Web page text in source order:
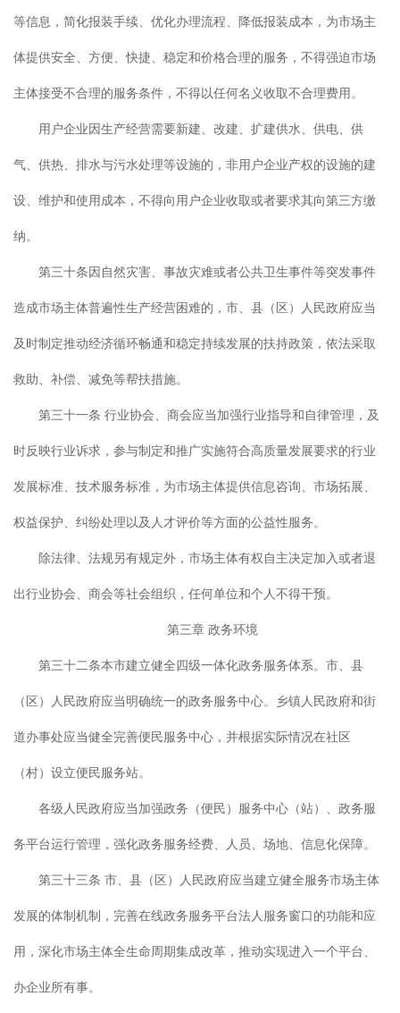
等信息，简化报装手续、优化办理流程、降低报装成本，为市场主
体提供安全、方便、快捷、稳定和价格合理的服务，不得强迫市场
主体接受不合理的服务条件，不得以任何名义收取不合理费用。
用户企业因生产经营需要新建、改建、扩建供水、供电、供
气、供热、排水与污水处理等设施的，非用户企业产权的设施的建
设、维护和使用成本，不得向用户企业收取或者要求其向第三方缴
纳。
第三十条因自然灾害、事故灾难或者公共卫生事件等突发事件
造成市场主体普遍性生产经营困难的，市、县（区）人民政府应当
及时制定推动经济循环畅通和稳定持续发展的扶持政策，依法采取
救助、补偿、减免等帮扶措施。
第三十一条 行业协会、商会应当加强行业指导和自律管理，及
时反映行业诉求，参与制定和推广实施符合高质量发展要求的行业
发展标准、技术服务标准，为市场主体提供信息咨询、市场拓展、
权益保护、纠纷处理以及人才评价等方面的公益性服务。
除法律、法规另有规定外，市场主体有权自主决定加入或者退
出行业协会、商会等社会组织，任何单位和个人不得干预。
第三章 政务环境
第三十二条本市建立健全四级一体化政务服务体系。市、县
（区）人民政府应当明确统一的政务服务中心。乡镇人民政府和街
道办事处应当健全完善便民服务中心，并根据实际情况在社区
（村）设立便民服务站。
各级人民政府应当加强政务（便民）服务中心（站）、政务服
务平台运行管理，强化政务服务经费、人员、场地、信息化保障。
第三十三条 市、县（区）人民政府应当建立健全服务市场主体
发展的体制机制，完善在线政务服务平台法人服务窗口的功能和应
用，深化市场主体全生命周期集成改革，推动实现进入一个平台、
办企业所有事。